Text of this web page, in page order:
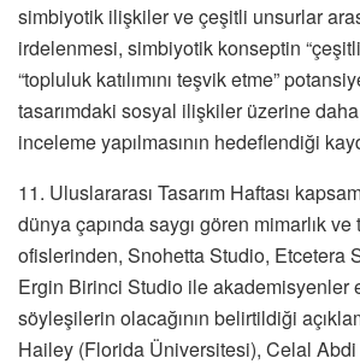
simbiyotik ilişkiler ve çeşitli unsurlar
irdelenmesi, simbiyotik konseptin
“topluluk katılımını teşvik etme”
tasarımdaki sosyal ilişkiler üzerine
inceleme yapılmasının hedeflendiği
11. Uluslararası Tasarım Haftası
dünya çapında saygı gören mimarlık ve
ofislerinden, Snohetta Studio, Etcetera
Ergin Birinci Studio ile akademisyenler
söyleşilerin olacağının belirtildiği
Hailey (Florida Üniversitesi), Celal Abdi